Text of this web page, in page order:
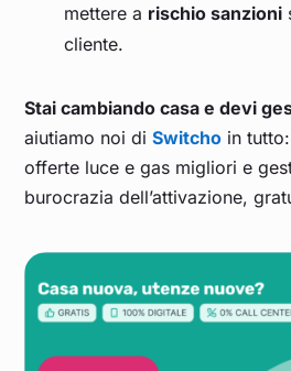
mettere a rischio sanzioni
cliente.
Stai cambiando casa e devi
aiutiamo noi diSwitcho in
offerte luce e gas migliori e
burocrazia dell’attivazione,